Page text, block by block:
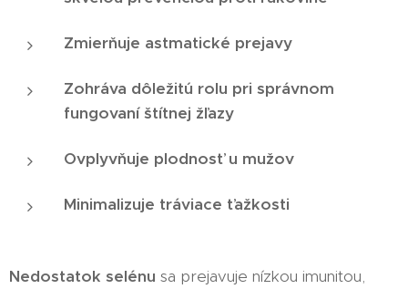
Zmierňuje astmatické prejavy
Zohráva dôležitú rolu pri správnom
fungovaní štítnej žľazy
Ovplyvňuje plodnosť u mužov
Minimalizuje tráviace ťažkosti
Nedostatok selénu sa prejavuje nízkou imunitou,